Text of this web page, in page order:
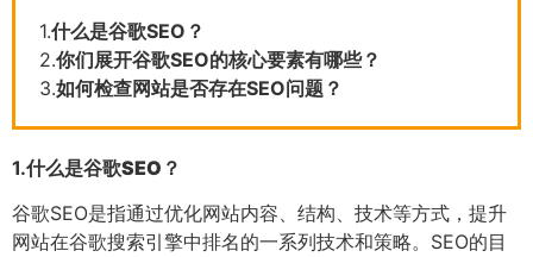
1.什么是谷歌SEO？
2.你们展开谷歌SEO的核心要素有哪些？
3.如何检查网站是否存在SEO问题？
1.什么是谷歌SEO？
谷歌SEO是指通过优化网站内容、结构、技术等方式，提升
网站在谷歌搜索引擎中排名的一系列技术和策略。SEO的目